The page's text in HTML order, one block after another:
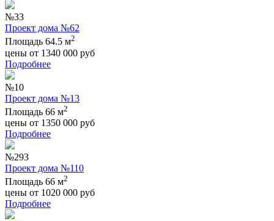
№33
Проект дома №62
Площадь 64.5 м2
цены от 1340 000 руб
Подробнее
№10
Проект дома №13
Площадь 66 м2
цены от 1350 000 руб
Подробнее
№293
Проект дома №110
Площадь 66 м2
цены от 1020 000 руб
Подробнее